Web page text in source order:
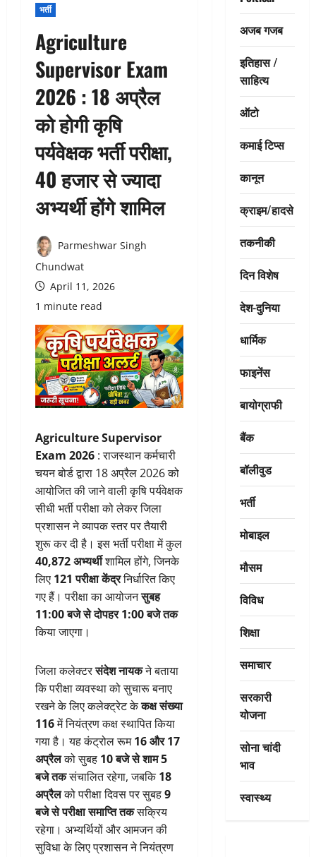
भर्ती
Agriculture
Supervisor Exam
2026 : 18 अप्रैल
को होगी कृषि
पर्यवेक्षक भर्ती परीक्षा,
40 हजार से ज्यादा
अभ्यर्थी होंगे शामिल
Parmeshwar Singh
Chundwat
April 11, 2026
1 minute read
Agriculture Supervisor
Exam 2026 : राजस्थान कर्मचारी
चयन बोर्ड द्वारा 18 अप्रैल 2026 को
आयोजित की जाने वाली कृषि पर्यवेक्षक
सीधी भर्ती परीक्षा को लेकर जिला
प्रशासन ने व्यापक स्तर पर तैयारी
शुरू कर दी है। इस भर्ती परीक्षा में कुल
40,872 अभ्यर्थीशामिल होंगे, जिनके
लिए 121 परीक्षा केंद्रनिर्धारित किए
गए हैं। परीक्षा का आयोजनसुबह
11:00 बजे से दोपहर 1:00 बजे तक
किया जाएगा।
जिला कलेक्टरसंदेश नायकने बताया
कि परीक्षा व्यवस्था को सुचारू बनाए
रखने के लिए कलेक्ट्रेट केकक्ष संख्या
116में नियंत्रण कक्ष स्थापित किया
गया है। यह कंट्रोल रूम16 और 17
अप्रैलको सुबह 10 बजे से शाम 5
बजे तकसंचालित रहेगा, जबकि18
अप्रैलको परीक्षा दिवस पर सुबह9
बजे से परीक्षा समाप्ति तकसक्रिय
रहेगा। अभ्यर्थियों और आमजन की
सुविधा के लिए प्रशासन ने नियंत्रण
अजब गजब
इतिहास /
साहित्य
ऑटो
कमाई टिप्स
कानून
क्राइम/हादसे
तकनीकी
दिन विशेष
देश-दुनिया
धार्मिक
फाइनेंस
बायोग्राफी
बैंक
बॉलीवुड
भर्ती
मोबाइल
मौसम
विविध
शिक्षा
समाचार
सरकारी
योजना
सोना चांदी
भाव
स्वास्थ्य